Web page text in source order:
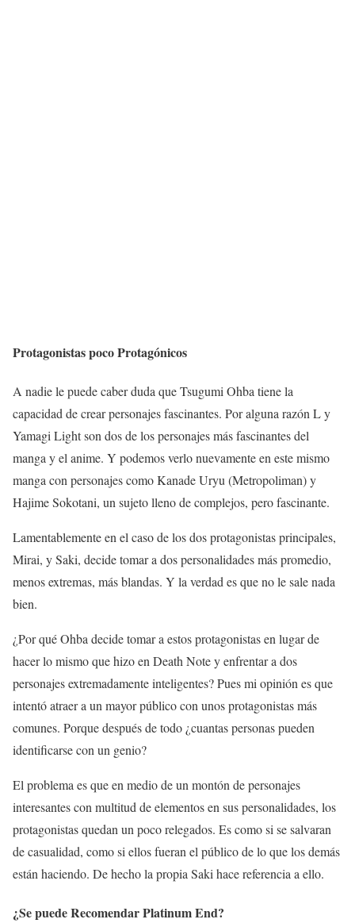
Protagonistas poco Protagónicos
A nadie le puede caber duda que Tsugumi Ohba tiene la
capacidad de crear personajes fascinantes. Por alguna razón L y
Yamagi Light son dos de los personajes más fascinantes del
manga y el anime. Y podemos verlo nuevamente en este mismo
manga con personajes como Kanade Uryu (Metropoliman) y
Hajime Sokotani, un sujeto lleno de complejos, pero fascinante.
Lamentablemente en el caso de los dos protagonistas principales,
Mirai, y Saki, decide tomar a dos personalidades más promedio,
menos extremas, más blandas. Y la verdad es que no le sale nada
bien.
¿Por qué Ohba decide tomar a estos protagonistas en lugar de
hacer lo mismo que hizo en Death Note y enfrentar a dos
personajes extremadamente inteligentes? Pues mi opinión es que
intentó atraer a un mayor público con unos protagonistas más
comunes. Porque después de todo ¿cuantas personas pueden
identificarse con un genio?
El problema es que en medio de un montón de personajes
interesantes con multitud de elementos en sus personalidades, los
protagonistas quedan un poco relegados. Es como si se salvaran
de casualidad, como si ellos fueran el público de lo que los demás
están haciendo. De hecho la propia Saki hace referencia a ello.
¿Se puede Recomendar Platinum End?